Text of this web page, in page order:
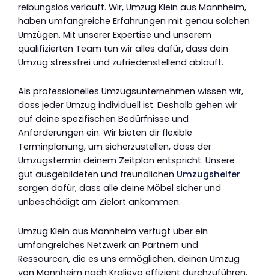
reibungslos verläuft. Wir, Umzug Klein aus Mannheim,
haben umfangreiche Erfahrungen mit genau solchen
Umzügen. Mit unserer Expertise und unserem
qualifizierten Team tun wir alles dafür, dass dein
Umzug stressfrei und zufriedenstellend abläuft.
Als professionelles Umzugsunternehmen wissen wir,
dass jeder Umzug individuell ist. Deshalb gehen wir
auf deine spezifischen Bedürfnisse und
Anforderungen ein. Wir bieten dir flexible
Terminplanung, um sicherzustellen, dass der
Umzugstermin deinem Zeitplan entspricht. Unsere
gut ausgebildeten und freundlichen Umzugshelfer
sorgen dafür, dass alle deine Möbel sicher und
unbeschädigt am Zielort ankommen.
Umzug Klein aus Mannheim verfügt über ein
umfangreiches Netzwerk an Partnern und
Ressourcen, die es uns ermöglichen, deinen Umzug
von Mannheim nach Kraljevo effizient durchzuführen.